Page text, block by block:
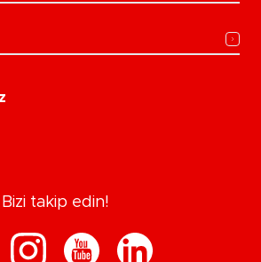
Bizi takip edin!